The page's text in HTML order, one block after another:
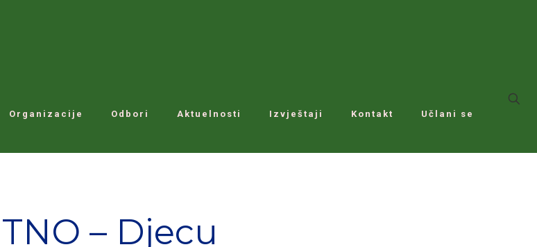
Organizacije Odbori Aktuelnosti Izvještaji Kontakt Učlani se
– Djecu